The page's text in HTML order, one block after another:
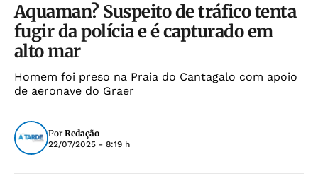
Aquaman? Suspeito de tráfico tenta
fugir da polícia e é capturado em
alto mar
Homem foi preso na Praia do Cantagalo com apoio
de aeronave do Graer
Por Redação
22/07/2025 - 8:19 h